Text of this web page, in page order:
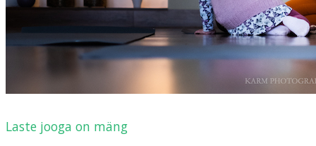
Laste jooga on mäng